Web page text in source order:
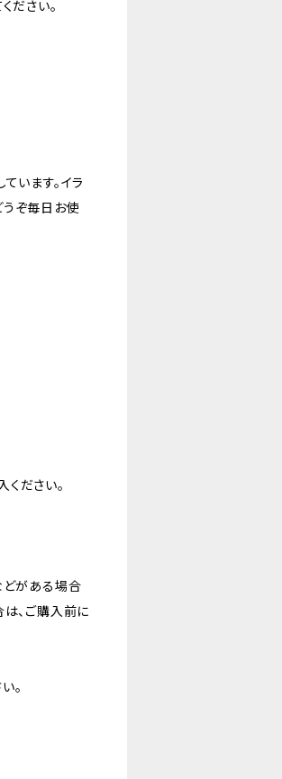
ださい。
います。イラ
うぞ毎日お使
ださい。
どがある場合
、ご購入前に
。